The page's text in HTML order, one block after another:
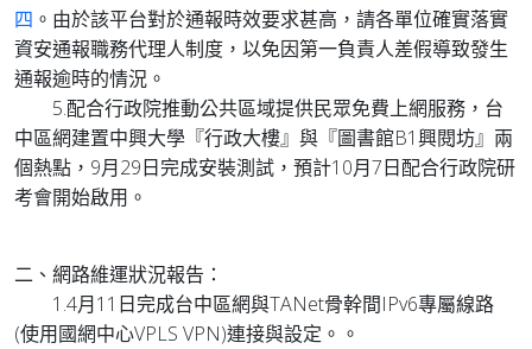
四 。由於該平台對於通報時效要求甚高，請各單位確實落實
資安通報職務代理人制度，以免因第一負責人差假導致發生
通報逾時的情況。
5.配合行政院推動公共區域提供民眾免費上網服務，台
中區網建置中興大學『行政大樓』與『圖書館B1興閱坊』兩
個熱點，9月29日完成安裝測試，預計10月7日配合行政院研
考會開始啟用。
二、網路維運狀況報告：
1.4月11日完成台中區網與TANet骨幹間IPv6專屬線路
(使用國網中心VPLS VPN)連接與設定。。